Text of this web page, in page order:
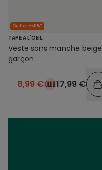
Outlet -50%*
TAPE A L'OEIL
Veste sans manche beige
garçon
8,99 € 17,99 €